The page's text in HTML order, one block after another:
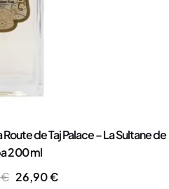
de Taj Palace – La Sultane de
200 ml
€ 26,90€